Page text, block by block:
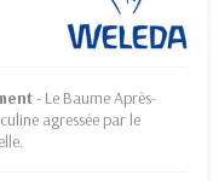
- Le Baume Après-
agressée par le